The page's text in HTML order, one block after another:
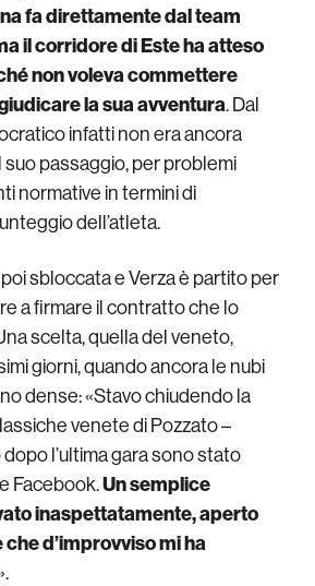
fa direttamente dal team
il corridore di Este ha atteso
non voleva commettere
la sua avventura. Dal
infatti non era ancora
passaggio, per problemi
normative in termini di
dell’atleta.
sbloccata e Verza è partito per
a firmare il contratto che lo
scelta, quella del veneto,
giorni, quando ancora le nubi
dense: «Stavo chiudendo la
venete di Pozzato –
l’ultima gara sono stato
Facebook.Un semplice
inaspettatamente, aperto
d’improvviso mi ha